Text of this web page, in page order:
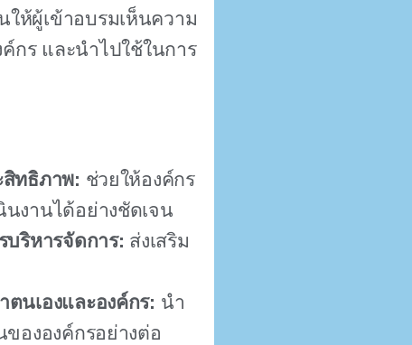
ให้ผู้เข้าอบรมเห็นความ
กร และนำไปใช้ในการ
ทธิภาพ: ช่วยให้องค์กร
งานได้อย่างชัดเจน
บริหารจัดการ: ส่งเสริม
นเองและองค์กร: นำ
ององค์กรอย่างต่อ